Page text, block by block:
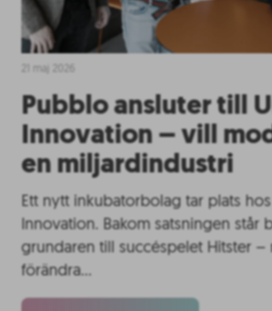
Pubblo ansluter till
Innovation – vill
en miljardindustri
Ett nytt inkubatorbolag tar plats
Innovation. Bakom satsningen står
grundaren till succéspelet Hitster –
förändra…